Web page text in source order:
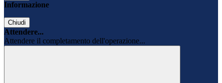
Informazione
Chiudi
Attendere...
Attendere il completamento dell'operazione...